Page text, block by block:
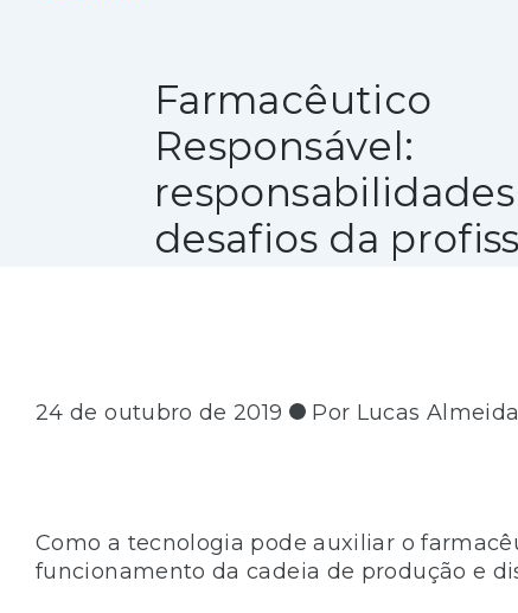
Farmacêutico
Responsável:
desafios da
24 de outubro de 2019 Por Lucas Almeida
Como a tecnologia pode auxiliar o
funcionamento da cadeia de produção e